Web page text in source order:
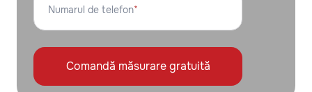
Numarul de telefon*
Comandă măsurare gratuită